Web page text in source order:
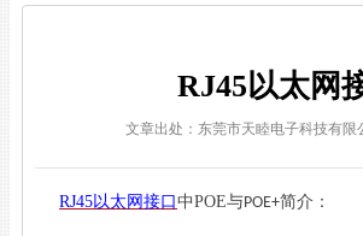
RJ45以太网
文章出处：东莞市天睦电子科技有限
RJ45以太网接口 中POE与POE+简介：